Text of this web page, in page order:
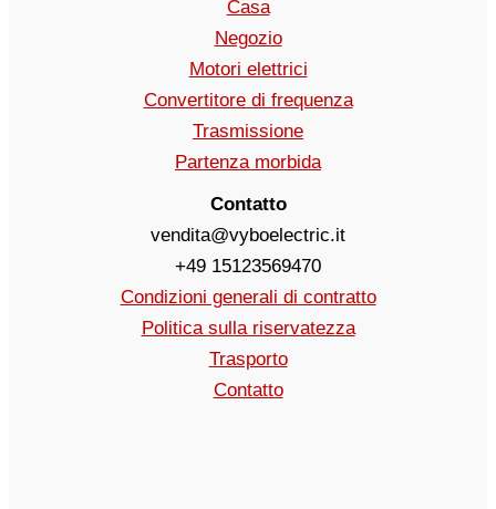
Casa
Negozio
Motori elettrici
Convertitore di frequenza
Trasmissione
Partenza morbida
Contatto
vendita@vyboelectric.it
+49 15123569470
Condizioni generali di contratto
Politica sulla riservatezza
Trasporto
Contatto